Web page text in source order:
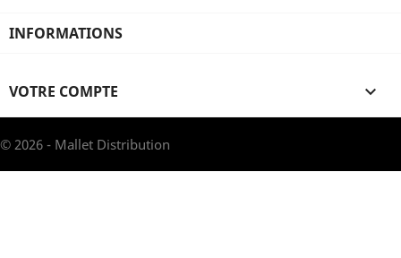
INFORMATIONS
VOTRE COMPTE 
© 2026 - Mallet Distribution